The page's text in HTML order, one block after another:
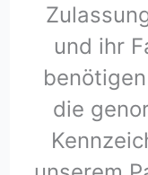
und ihr
die